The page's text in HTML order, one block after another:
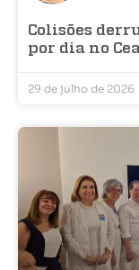
Colisões
por dia no
29 de julho de 2026